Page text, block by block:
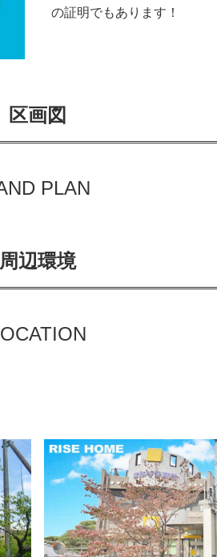
の証明でもあります！
区画図
PLAN
周辺環境